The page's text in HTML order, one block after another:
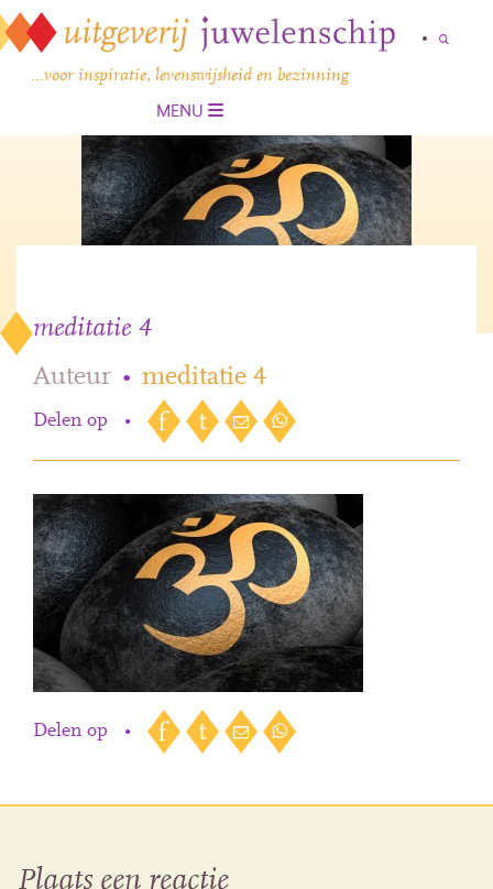
…voor inspiratie, levenswijsheid en bezinning
MENU
meditatie 4
Auteur • meditatie 4
Delen op •
Delen op •
Plaats een reactie